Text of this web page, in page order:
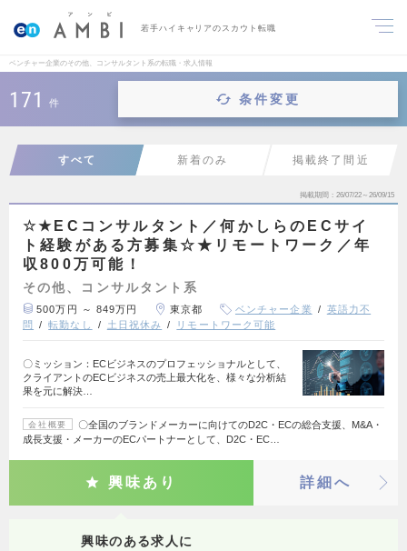
若手ハイキャリアのスカウト転職
ベンチャー企業のその他、コンサルタント系の転職・求人情報
171 件 条件変更
すべて 新着のみ 掲載終了間近
掲載期間 26/07/22～26/09/15
☆★ECコンサルタント／何かしらのECサイ
ト経験がある方募集☆★リモートワーク／年
収800万可能！
その他、コンサルタント系
500万円 ～ 849万円 東京都 ベンチャー企業
英語力不
問
転勤なし 土日祝休み リモートワーク可能
〇ミッション：ECビジネスのプロフェッショナルとして、
クライアントのECビジネスの売上最大化を、様々な分析結
果を元に解決…
会社概要
〇全国のブランドメーカーに向けてのD2C・ECの総合支援、M&A・
成長支援・メーカーのECパートナーとして、D2C・EC…
興味あり 詳細へ
興味のある求人に